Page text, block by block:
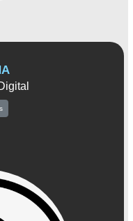
à segurança digital,
digitais necessários para suas